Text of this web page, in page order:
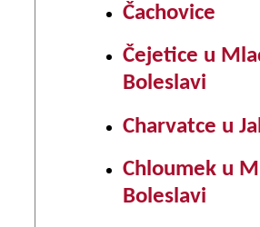
Čachovice
Čejetice u
Boleslavi
Charvatce u
Chloumek u
Boleslavi